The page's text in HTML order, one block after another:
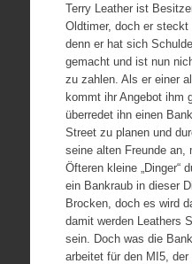
Terry Leather ist
Oldtimer, doch er steckt
denn er hat sich
gemacht und ist nun
zu zahlen. Als er einer
kommt ihr Angebot ihm
überredet ihn einen
Street zu planen und
seine alten Freunde an,
Öfteren kleine „Dinger“
ein Bankraub in dieser
Brocken, doch es wird
damit werden Leathers
sein. Doch was die
arbeitet für den MI5,